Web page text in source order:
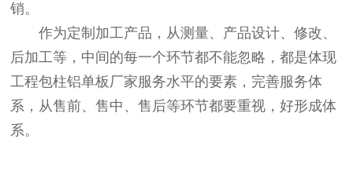
销。
作为定制加工产品，从测量、产品设计、修改、
后加工等，中间的每一个环节都不能忽略，都是体现
工程包柱铝单板厂家服务水平的要素，完善服务体
系，从售前、售中、售后等环节都要重视，好形成体
系。